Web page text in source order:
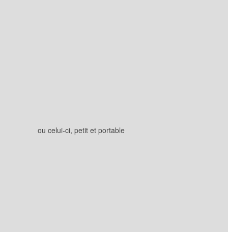
ou celui-ci, petit et portable